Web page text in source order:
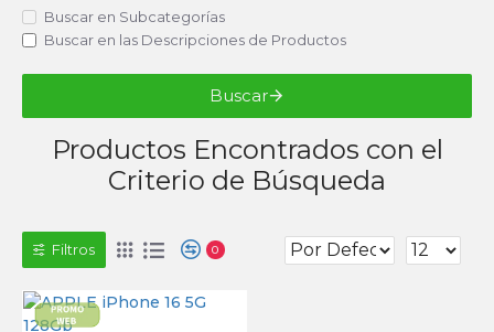
Buscar en Subcategorías
Buscar en las Descripciones de Productos
Buscar
Productos Encontrados con el
Criterio de Búsqueda
Filtros 0